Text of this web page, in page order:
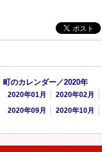
町のカレンダー／2020年
2020年01月 2020年02月
2020年09月 2020年10月